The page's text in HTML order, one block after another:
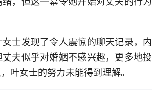
士发现了令人震惊的聊天记录，
夫似乎对婚姻不感兴趣，更多地
叶女士的努力未能得到理解。